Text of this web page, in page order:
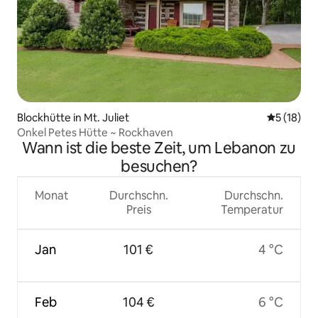
Blockhütte in Mt. Juliet
5 (18)
Onkel Petes Hütte ~ Rockhaven
Wann ist die beste Zeit, um Lebanon zu
besuchen?
Monat
Jan
Feb
Durchschn.
Preis
101 €
104 €
Durchschn.
Temperatur
4 °C
6 °C